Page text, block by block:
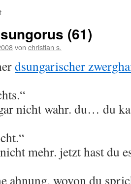
(61)
von christian s.
dsungarischer
nicht wahr. du… du
mehr. jetzt hast du
ahnung, wovon du